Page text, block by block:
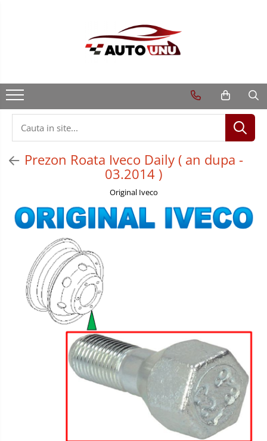
Prezon Roata Iveco Daily ( an dupa -
03.2014 )
Original Iveco